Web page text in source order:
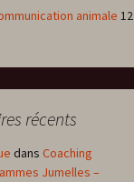
animale 12
récents
dans Coaching
Jumelles –